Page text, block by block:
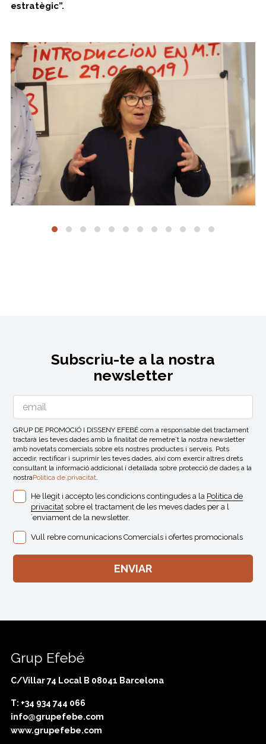
estratègic”.
Subscriu-te a la nostra
newsletter
GRUP DE PROMOCIÓ I DISSENY EFEBÉ com a responsable del tractament
tractarà les teves dades amb la finalitat de remetre´t la nostra newsletter
amb novetats comercials sobre els nostres productes i serveis. Pots
accedir, rectificar i suprimir les teves dades, així com exercir altres drets
consultant la informació addicional i detallada sobre protecció de dades a la
nostraPolitica de privacitat.
He llegit i accepto les condicions contingudes a la Politica de
privacitat sobre el tractament de les meves dades per a l
´enviament de la newsletter.
Vull rebre comunicacions Comercials i ofertes promocionals
Grup Efebé
C/Villar 74 Local B 08041 Barcelona
T: +34 934 744 066
info@grupefebe.com
www.grupefebe.com